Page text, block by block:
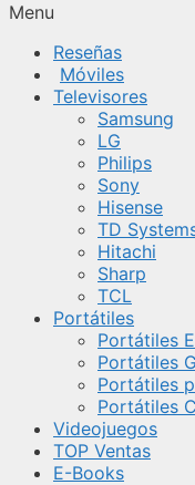
Menu
Reseñas
Móviles
Televisores
Samsung
LG
Philips
Sony
Hisense
TD
Hitachi
Sharp
TCL
Portátiles
Portátiles
Portátiles
Portátiles
Portátiles
Videojuegos
TOP Ventas
E-Books